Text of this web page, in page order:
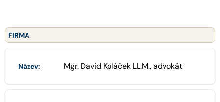
PRO VEŘEJNOST
FIRMA
Název: Mgr. David Koláček LL.M., advokát